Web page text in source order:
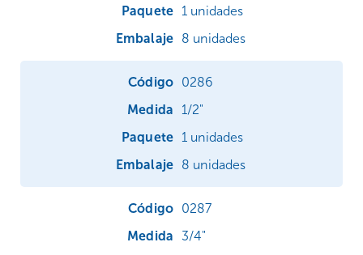
1 unidades
8 unidades
0286
1/2"
1 unidades
8 unidades
0287
3/4"